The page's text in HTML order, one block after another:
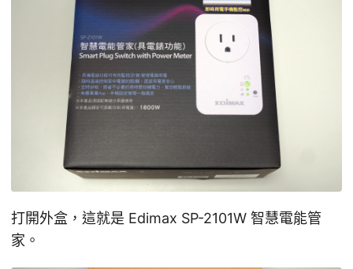
打開外盒，這就是 Edimax SP-2101W 智慧電能管
家。